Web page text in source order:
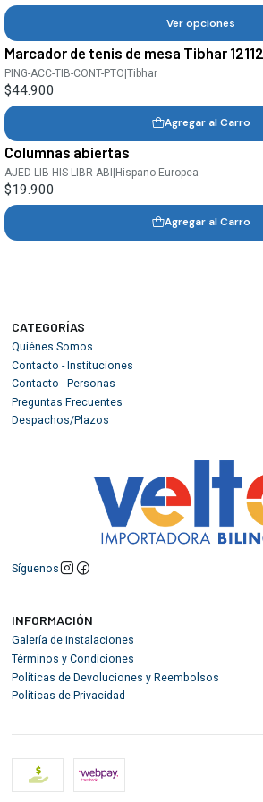
Ver opciones
Marcador de tenis de mesa Tibhar 12112
PING-ACC-TIB-CONT-PTO|Tibhar
$44.900
Agregar al Carro
Columnas abiertas
AJED-LIB-HIS-LIBR-ABI Hispano Europea
$19.900
Agregar al Carro
CATEGORÍAS
Quiénes Somos
Contacto - Instituciones
Contacto - Personas
Preguntas Frecuentes
Despachos/Plazos
Síguenos
INFORMACIÓN
Galería de instalaciones
Términos y Condiciones
Políticas de Devoluciones y Reembolsos
Políticas de Privacidad